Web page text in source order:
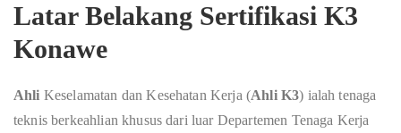
Latar Belakang Sertifikasi K3
Konawe
Ahli Keselamatan dan Kesehatan Kerja (Ahli K3) ialah tenaga
teknis berkeahlian khusus dari luar Departemen Tenaga Kerja